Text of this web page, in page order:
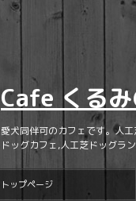
Cafe くる
愛犬同伴可のカフェです。人
ドッグカフェ,人工芝ドッグラ
トップページ